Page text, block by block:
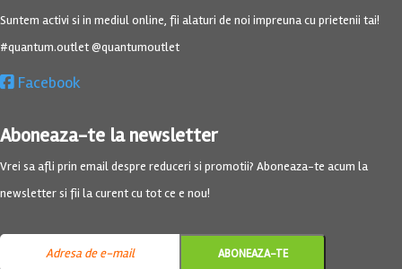
Suntem activi si in mediul online, fii alaturi de noi impreuna cu prietenii tai!
#quantum.outlet @quantumoutlet
Facebook
Aboneaza-te la newsletter
Vrei sa afli prin email despre reduceri si promotii? Aboneaza-te acum la
newsletter si fii la curent cu tot ce e nou!